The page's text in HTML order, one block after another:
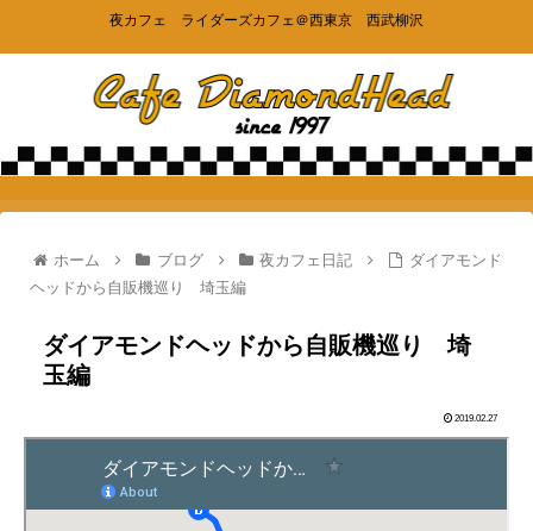
夜カフェ ライダーズカフェ＠西東京 西武柳沢
ホーム ブログ 夜カフェ日記
ダイアモンド
ヘッドから自販機巡り 埼玉編
ダイアモンドヘッドから自販機巡り 埼
玉編
2019.02.27